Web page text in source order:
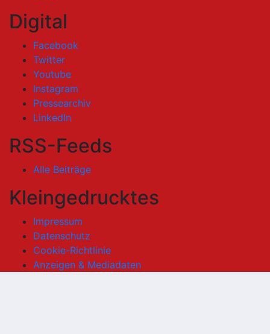
Digital
Facebook
Twitter
Youtube
Instagram
Pressearchiv
LinkedIn
RSS-Feeds
Alle Beiträge
Kleingedrucktes
Impressum
Datenschutz
Cookie-Richtlinie
Anzeigen & Mediadaten